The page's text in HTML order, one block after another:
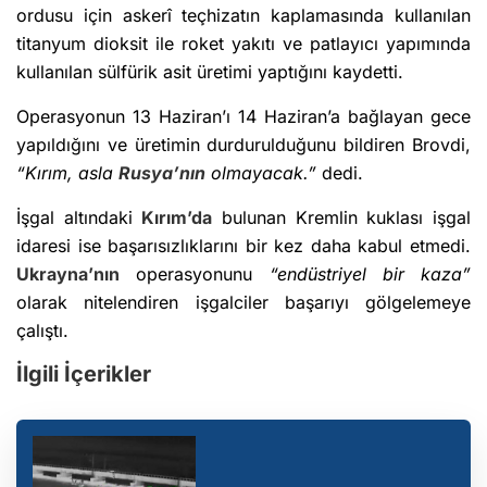
ordusu için askerî teçhizatın kaplamasında kullanılan
titanyum dioksit ile roket yakıtı ve patlayıcı yapımında
kullanılan sülfürik asit üretimi yaptığını kaydetti.
Operasyonun 13 Haziran’ı 14 Haziran’a bağlayan gece
yapıldığını ve üretimin durdurulduğunu bildiren Brovdi,
“Kırım, asla Rusya’nın olmayacak.” dedi.
İşgal altındaki Kırım’da bulunan Kremlin kuklası işgal
idaresi ise başarısızlıklarını bir kez daha kabul etmedi.
Ukrayna’nın operasyonunu
“endüstriyel bir kaza”
olarak nitelendiren işgalciler başarıyı gölgelemeye
çalıştı.
İlgili İçerikler